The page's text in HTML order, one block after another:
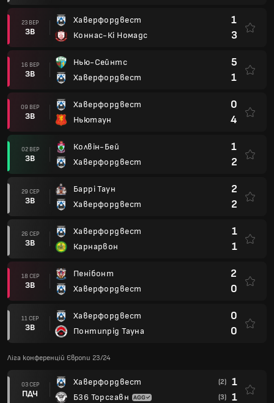
23 ВЕР
ЗВ
Хаверфордвест
Коннас-Кі Номадс
1
3
16 ВЕР
ЗВ
Нью-Сейнтс
Хаверфордвест
5
1
09 ВЕР
ЗВ
Хаверфордвест
Ньютаун
0
4
02 ВЕР
ЗВ
Колвін-Бей
Хаверфордвест
1
2
29 СЕР
ЗВ
Баррі Таун
Хаверфордвест
2
2
26 СЕР
ЗВ
Хаверфордвест
Карнарвон
1
1
18 СЕР
ЗВ
Пенібонт
Хаверфордвест
2
0
11 СЕР
ЗВ
Хаверфордвест
Понтипрід Тауна
0
0
Ліга конференцій Європи 23/24
03 СЕР
ПДЧ
Хаверфордвест
Б36 Торсгавн
(2) 1
(3) 1